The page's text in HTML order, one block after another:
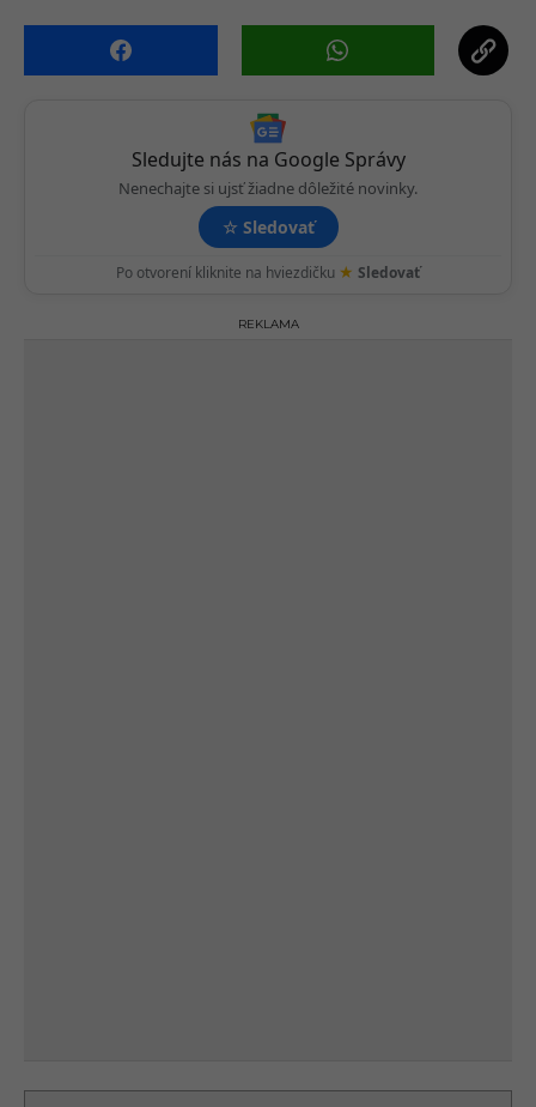
t
Sledujte nás na Google Správy
Nenechajte si ujsť žiadne dôležité novinky.
☆ Sledovať
Po otvorení kliknite na hviezdičku ★ Sledovať
REKLAMA